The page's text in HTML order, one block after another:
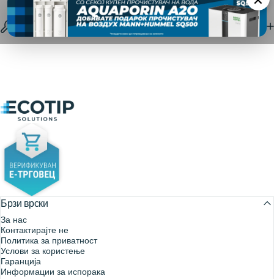
Спецификации
Ecotip Solutions
Брзи врски
За нас
Контактирајте не
Политика за приватност
Услови за користење
Гаранција
Информации за испорака